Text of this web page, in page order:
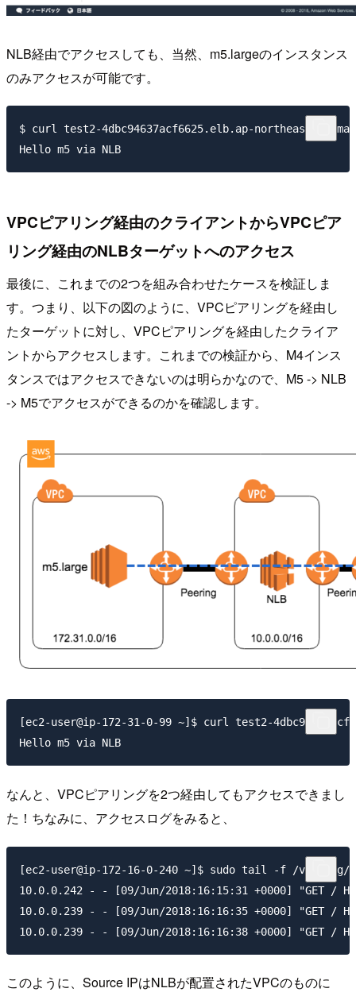
NLB経由でアクセスしても、当然、m5.largeのインスタンス
のみアクセスが可能です。
$ curl test2-4dbc94637acf6625.elb.ap-northeast-
VPCピアリング経由のクライアントからVPCピア
リング経由のNLBターゲットへのアクセス
最後に、これまでの2つを組み合わせたケースを検証しま
す。つまり、以下の図のように、VPCピアリングを経由し
たターゲットに対し、VPCピアリングを経由したクライア
ントからアクセスします。これまでの検証から、M4インス
タンスではアクセスできないのは明らかなので、M5 -> NLB
-> M5でアクセスができるのかを確認します。
[ec2-user@ip-172-31-0-99 ~]$ curl test2-
なんと、VPCピアリングを2つ経由してもアクセスできまし
た！ちなみに、アクセスログをみると、
[ec2-user@ip-172-16-0-240 ~]$ sudo tail -f /var/log/
10.0.0.242 - - [09/Jun/2018:16:15:31 +0000] "GET /
10.0.0.239 - - [09/Jun/2018:16:16:35 +0000] "GET /
このように、Source IPはNLBが配置されたVPCのものに